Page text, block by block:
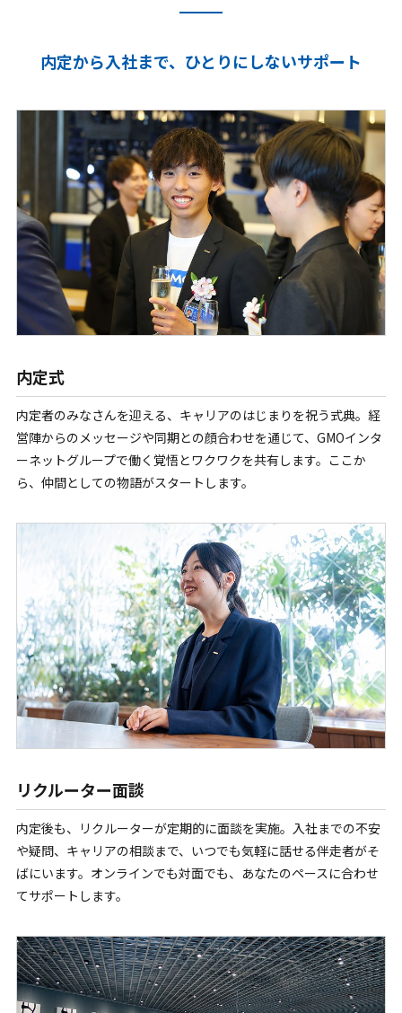
内定から入社まで、ひとりにしないサポート
内定式
内定者のみなさんを迎える、キャリアのはじまりを祝う式典。経
営陣からのメッセージや同期との顔合わせを通じて、GMOインタ
ーネットグループで働く覚悟とワクワクを共有します。ここか
ら、仲間としての物語がスタートします。
リクルーター面談
内定後も、リクルーターが定期的に面談を実施。入社までの不安
や疑問、キャリアの相談まで、いつでも気軽に話せる伴走者がそ
ばにいます。オンラインでも対面でも、あなたのペースに合わせ
てサポートします。